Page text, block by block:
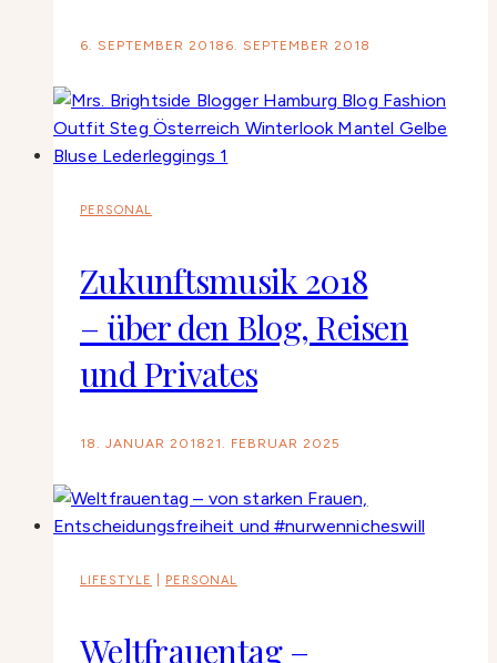
6. SEPTEMBER 2018 6. SEPTEMBER 2018
PERSONAL
Zukunftsmusik 2018
– über den Blog, Reisen
und Privates
18. JANUAR 2018 21. FEBRUAR 2025
LIFESTYLE PERSONAL
Weltfrauentag –